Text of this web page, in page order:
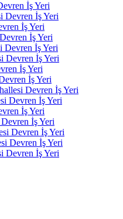
İş Yeri
Devren İş Yeri
İş Yeri
İş Yeri
Devren İş Yeri
Devren İş Yeri
İş Yeri
İş Yeri
Devren İş Yeri
Devren İş Yeri
İş Yeri
İş Yeri
Devren İş Yeri
Devren İş Yeri
Devren İş Yeri